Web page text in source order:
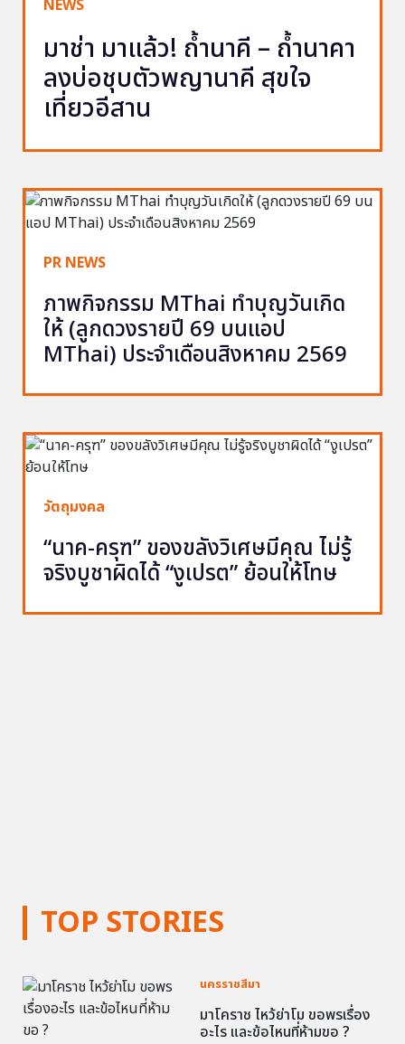
TOP STORIES
นครราชสีมา
มาโคราช ไหว้ย่าโม ขอพรเรื่อง
อะไร และข้อไหนที่ห้ามขอ ?
NEWS
มาช่า มาแล้ว! ถ้ำนาคี – ถ้ำนาคา
ลงบ่อชุบตัวพญานาคี สุขใจ
เที่ยวอีสาน
PR NEWS
ภาพกิจกรรม MThai ทำบุญวันเกิด
ให้ (ลูกดวงรายปี 69 บนแอป
MThai) ประจำเดือนสิงหาคม 2569
วัตถุมงคล
“นาค-ครุฑ” ของขลังวิเศษมีคุณ ไม่รู้
จริงบูชาผิดได้ “งูเปรต” ย้อนให้โทษ